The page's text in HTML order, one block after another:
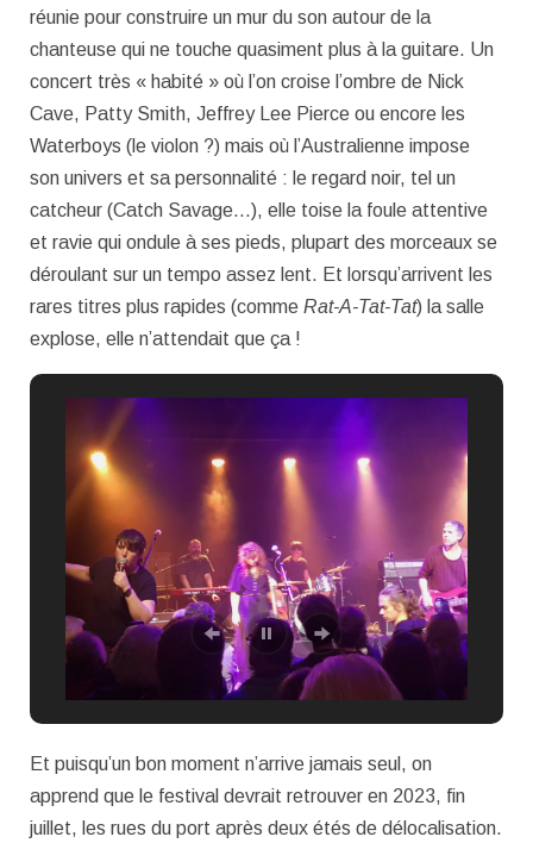
réunie pour construire un mur du son autour de la
chanteuse qui ne touche quasiment plus à la guitare. Un
concert très « habité » où l’on croise l’ombre de Nick
Cave, Patty Smith, Jeffrey Lee Pierce ou encore les
Waterboys (le violon ?) mais où l’Australienne impose
son univers et sa personnalité : le regard noir, tel un
catcheur (Catch Savage…), elle toise la foule attentive
et ravie qui ondule à ses pieds, plupart des morceaux se
déroulant sur un tempo assez lent. Et lorsqu’arrivent les
rares titres plus rapides (comme Rat-A-Tat-Tat) la salle
explose, elle n’attendait que ça !
Et puisqu’un bon moment n’arrive jamais seul, on
apprend que le festival devrait retrouver en 2023, fin
juillet, les rues du port après deux étés de délocalisation.